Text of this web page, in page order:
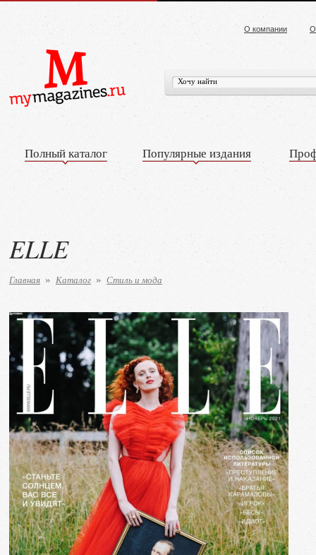
О компании
Полный каталог Популярные издания
ELLE
Главная » Каталог » Стиль и мода